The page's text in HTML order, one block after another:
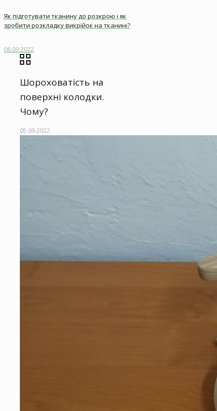
Як підготувати тканину до розкрою і як
зробити розкладку викрійок на тканині?
06.09.2022
Шороховатість на
поверхні колодки.
Чому?
05.09.2022